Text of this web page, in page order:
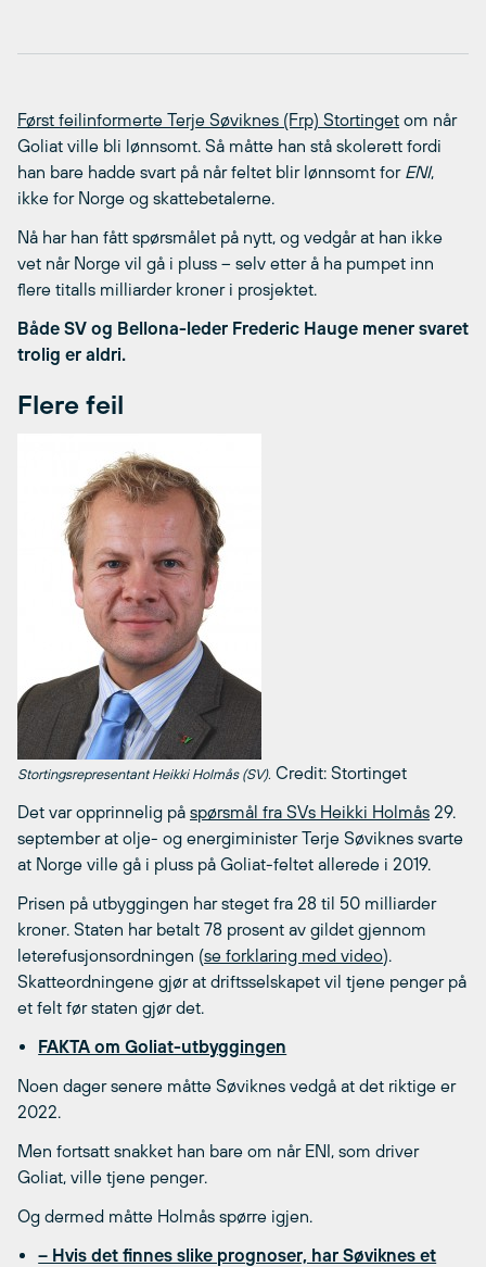
Først feilinformerte Terje Søviknes (Frp) Stortinget om når
Goliat ville bli lønnsomt. Så måtte han stå skolerett fordi
han bare hadde svart på når feltet blir lønnsomt for ENI,
ikke for Norge og skattebetalerne.
Nå har han fått spørsmålet på nytt, og vedgår at han ikke
vet når Norge vil gå i pluss – selv etter å ha pumpet inn
flere titalls milliarder kroner i prosjektet.
Både SV og Bellona-leder Frederic Hauge mener svaret
trolig er aldri.
Flere feil
Stortingsrepresentant Heikki Holmås (SV). Credit: Stortinget
Det var opprinnelig på spørsmål fra SVs Heikki Holmås 29.
september at olje- og energiminister Terje Søviknes svarte
at Norge ville gå i pluss på Goliat-feltet allerede i 2019.
Prisen på utbyggingen har steget fra 28 til 50 milliarder
kroner. Staten har betalt 78 prosent av gildet gjennom
leterefusjonsordningen (se forklaring med video).
Skatteordningene gjør at driftsselskapet vil tjene penger på
et felt før staten gjør det.
FAKTA om Goliat-utbyggingen
Noen dager senere måtte Søviknes vedgå at det riktige er
2022.
Men fortsatt snakket han bare om når ENI, som driver
Goliat, ville tjene penger.
Og dermed måtte Holmås spørre igjen.
– Hvis det finnes slike prognoser, har Søviknes et